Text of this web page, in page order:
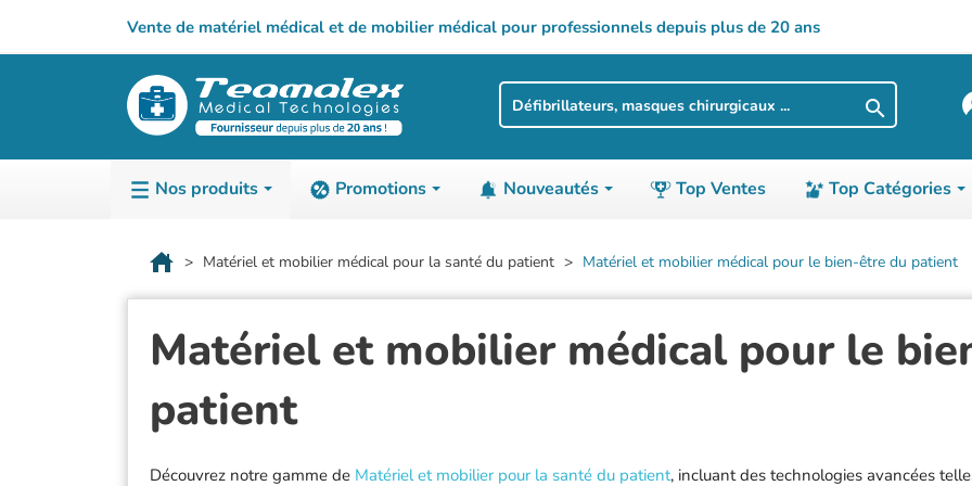
Vente de matériel médical et de mobilier médical pour professionnels depuis plus de 20 ans

Nos produits
TABLES D'EXAMEN
Généraliste
Gynécologie
Kinésithérapie
Podologie
CHARIOTS ET GUÉRIDONS
Chariots de douche
Chariots informatiques
Chariots à linge
Chariots de petit déjeuner
LOGISTIQUE
Armoires à
Armoires à
Chariots à
Rayonnages
Promotions Nouveautés Top Ventes Top Catégories
3-A-D
3B Scientific
Airex
Ambu
E-H
Easycryo
Ecopostural
Edan
Erler Zimmer
I-M
Illuco
Innov SA
Insausti
Kenex
N-SA
Naggura
Netti
Neurotrac
Omron
Matériel et mobilier médical pour la santé du patient Matériel et mobilier médical pour le bien-être du patient
Matériel et mobilier médical pour le
patient
Découvrez notre gamme de Matériel et mobilier pour la santé du patient, incluant des technologies avancées